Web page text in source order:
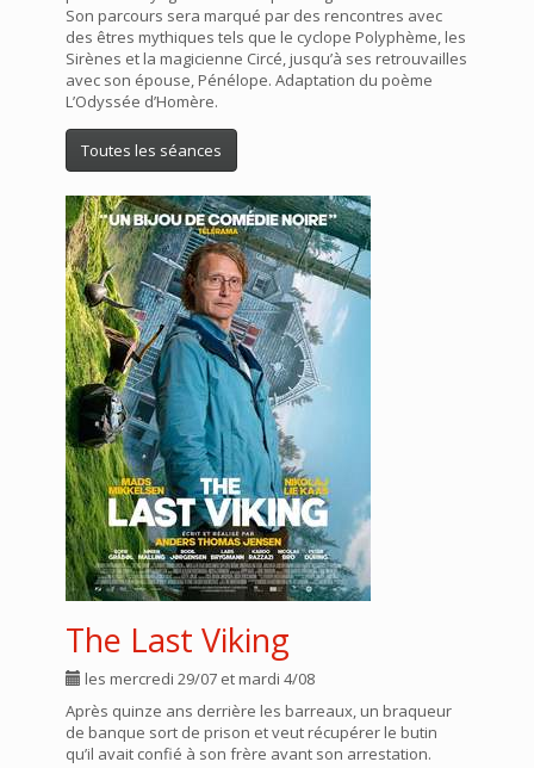
Son parcours sera marqué par des rencontres avec
des êtres mythiques tels que le cyclope Polyphème, les
Sirènes et la magicienne Circé, jusqu’à ses retrouvailles
avec son épouse, Pénélope. Adaptation du poème
L’Odyssée d’Homère.
Toutes les séances
The Last Viking
les mercredi 29/07 et mardi 4/08
Après quinze ans derrière les barreaux, un braqueur
de banque sort de prison et veut récupérer le butin
qu’il avait confié à son frère avant son arrestation.